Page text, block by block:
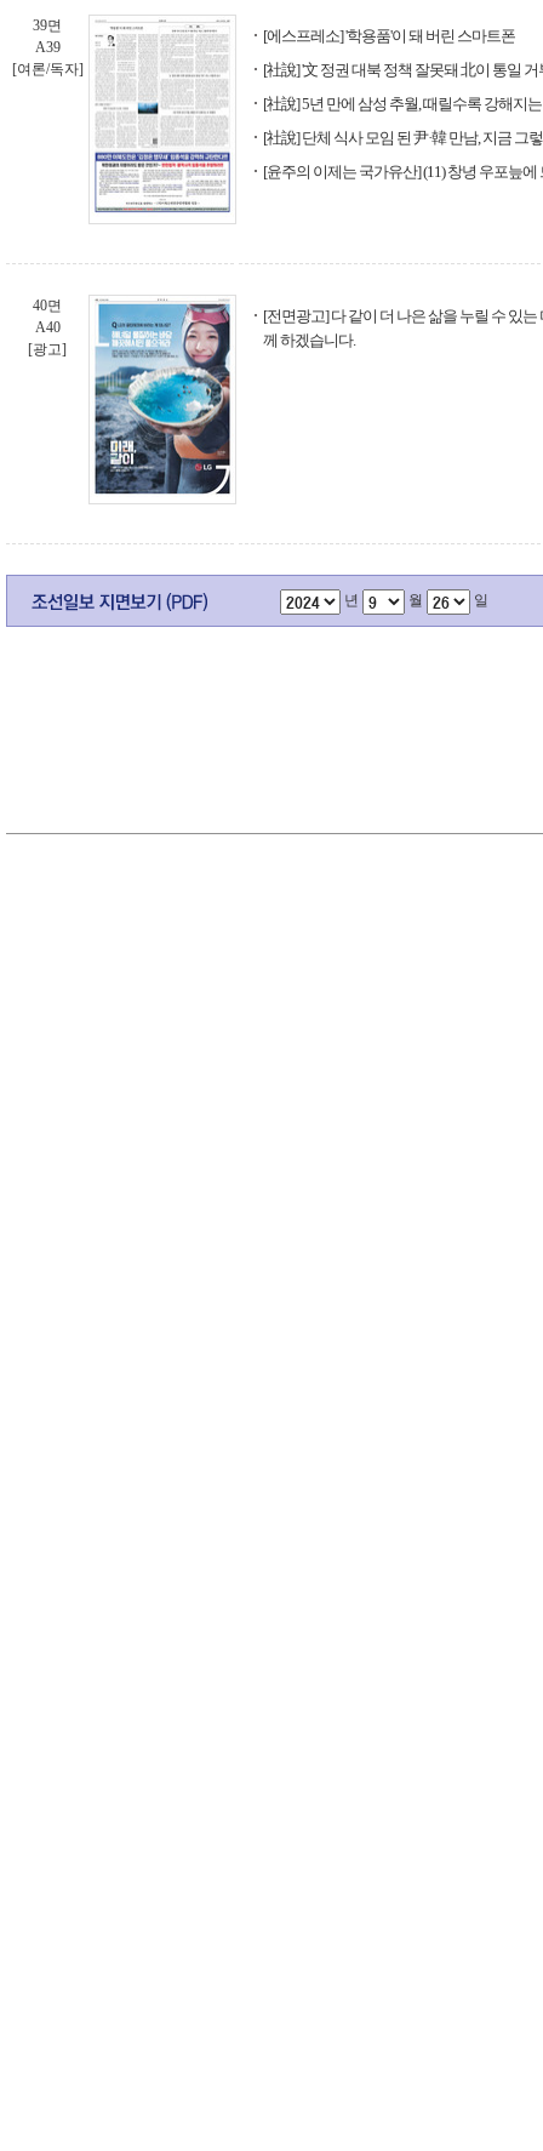
39면
A39
[여론/독자]
[에스프레소] '학용품'이 돼 버린 스마트폰
[社說] '文 정권 대북 정책 잘못돼 北이 통일
[社說] 5년 만에 삼성 추월, 때릴수록 강해지
[社說] 단체 식사 모임 된 尹·韓 만남, 지금 그
[윤주의 이제는 국가유산] (11) 창녕 우포늪에
40면
A40
[광고]
[전면광고] 다 같이 더 나은 삶을 누릴 수 있
께 하겠습니다.
년 월 일